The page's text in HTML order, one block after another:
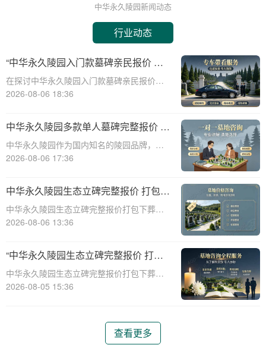
中华永久陵园新闻动态
行业动态
“中华永久陵园入门款墓碑亲民报价 一
次性付清享折上折：超值优惠与便捷选
择的完美结合”
在探讨中华永久陵园入门款墓碑亲民报价这
一主题时，我们首先需要理解墓碑选择的重
对逝者的纪念，也是对生者情感的寄托。因
此，选择一款既符合预算又具有纪念意义的
墓碑显得尤
2026-08-06 18:36
中华永久陵园多款单人墓碑完整报价 淡
季下单直降数千元详解
中华永久陵园作为国内知名的陵园品牌，提
供多种单人墓碑选择，满足不同客户的需
墓碑的完整报价，并解释淡季下单直降数千
元的优惠政策，帮助消费者做出明智的选
择。☎ 中华永
2026-08-06 17:36
中华永久陵园生态立碑完整报价 打包下
葬服务同步享折扣详解
中华永久陵园生态立碑完整报价打包下葬服
务同步享折扣详解☎ 中华永久陵园电话:400-
的规划越来越重视。中华永久陵园作为国内
知名的陵园品牌，提供了一系列生
2026-08-06 13:36
“中华永久陵园生态立碑完整报价 打包
下葬服务同步享折扣：全方位福利解析
与专属优惠”
中华永久陵园生态立碑完整报价打包下葬服
务同步享折扣：全方位福利解析与专属优惠
式有了更多的选择。中华永久陵园作
2026-08-05 15:36
查看更多